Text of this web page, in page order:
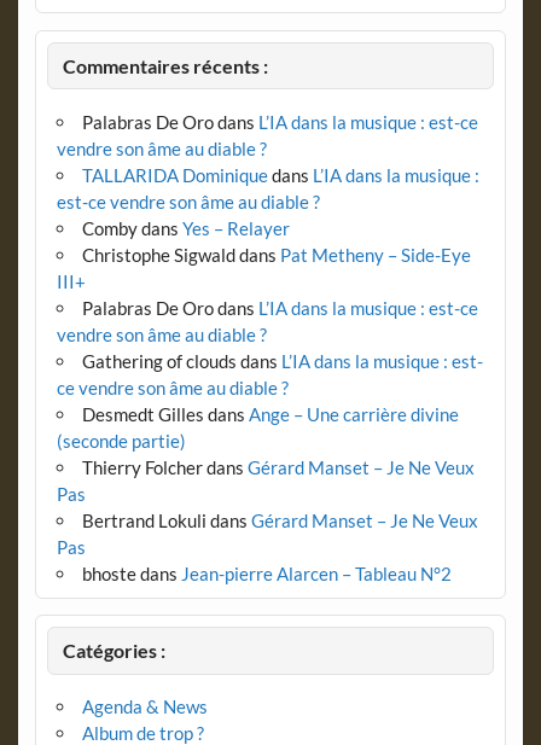
Commentaires récents :
Palabras De Orodans L’IA dans la musique : est-ce
vendre son âme au diable ?
TALLARIDA Dominiquedans L’IA dans la musique :
est-ce vendre son âme au diable ?
Combydans Yes – Relayer
Christophe Sigwalddans Pat Metheny – Side-Eye
III+
Palabras De Orodans L’IA dans la musique : est-ce
vendre son âme au diable ?
Gathering of clouds dans L’IA dans la musique : est-
ce vendre son âme au diable ?
Desmedt Gilles dans Ange – Une carrière divine
(seconde partie)
Thierry Folcherdans Gérard Manset – Je Ne Veux
Pas
Bertrand Lokuli dans Gérard Manset – Je Ne Veux
Pas
bhostedans Jean-pierre Alarcen – Tableau N°2
Catégories :
Agenda & News
Album de trop ?